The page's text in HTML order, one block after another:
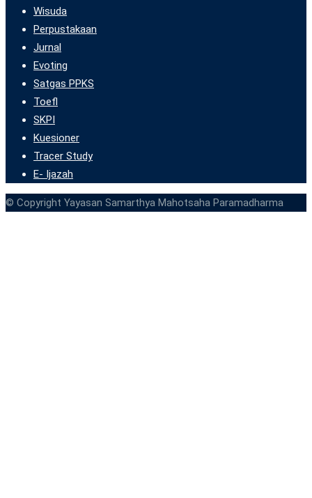
Wisuda
Perpustakaan
Jurnal
Evoting
Satgas PPKS
Toefl
SKPI
Kuesioner
Tracer Study
E- Ijazah
© Copyright Yayasan Samarthya Mahotsaha Paramadharma